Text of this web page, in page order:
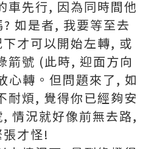
車先行, 因為同時間他
如是者, 我要等至去
才可以開始左轉, 或
箭號 (此時, 迎面方向
心轉。但問題來了, 如
耐煩, 覺得你已經夠安
情況就好像前無去路,
才怪!